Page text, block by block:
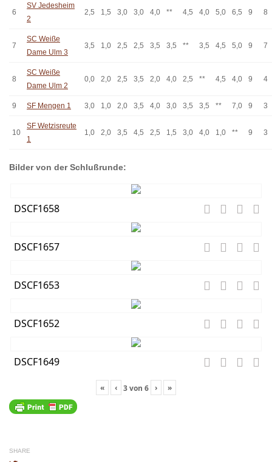
6
SV Jedesheim
2
2,5 1,5 3,0 3,0 4,0 ** 4,5 4,0 5,0 6,5 9 8
7
SC Weiße
Dame Ulm 3
3,5 1,0 2,5 2,5 3,5 3,5 ** 3,5 4,5 5,0 9 7
8
SC Weiße
Dame Ulm 2
0,0 2,0 2,5 3,5 2,0 4,0 2,5 ** 4,5 4,0 9 4
9 SF Mengen 1 3,0 1,0 2,0 3,5 4,0 3,0 3,5 3,5 ** 7,0 9 3
10
SF Wetzisreute
1
1,0 2,0 3,5 4,5 2,5 1,5 3,0 4,0 1,0 ** 9 3
Bilder von der Schlußrunde:
DSCF1658
DSCF1657
DSCF1653
DSCF1652
DSCF1649
« ‹ 3von 6 › »
SHARE